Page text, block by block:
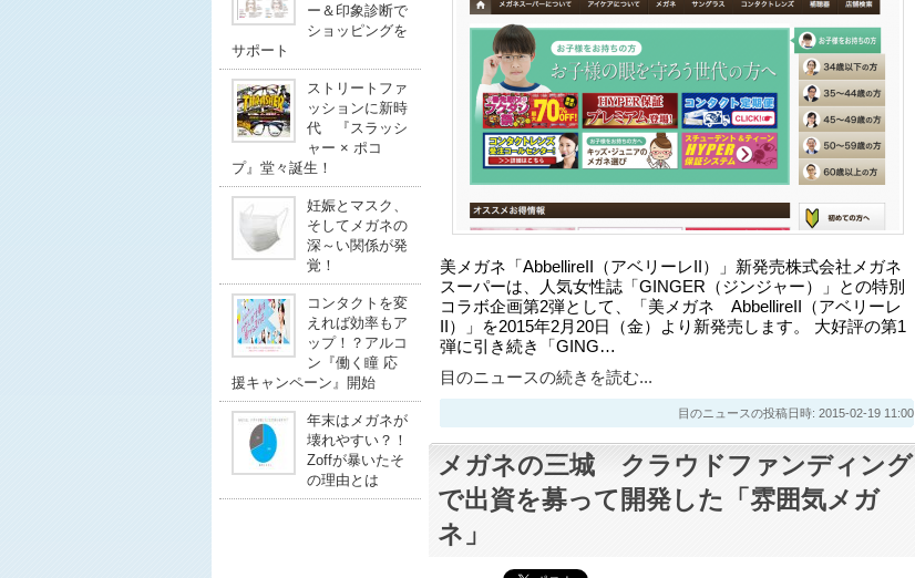
ー＆印象診断で
ショッピングを
サポート
ストリートファ
ッションに新時
代 『スラッシ
ャー × ポコ
プ』堂々誕生！
妊娠とマスク、
そしてメガネの
深～い関係が発
覚！
コンタクトを変
えれば効率もア
ップ！？アルコ
ン『働く瞳 応
援キャンペーン』開始
年末はメガネが
壊れやすい？！
Zoffが暴いたそ
の理由とは
美メガネ「AbbellireII（アベリーレII）」新発売株式会社メガネ
スーパーは、人気女性誌「GINGER（ジンジャー）」との特別
コラボ企画第2弾として、「美メガネ AbbellireII（アベリーレ
II）」を2015年2月20日（金）より新発売します。 大好評の第1
弾に引き続き「GING…
目のニュースの続きを読む...
目のニュースの投稿日時: 2015-02-19 11:00
メガネの三城 クラウドファンディング
で出資を募って開発した「雰囲気メガ
ネ」